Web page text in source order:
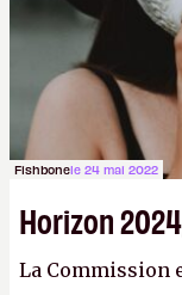
Fishbonele 24 mai 2022
Horizon
La Commission